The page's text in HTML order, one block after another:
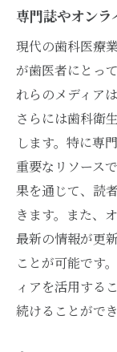
専門誌やオンラ
現代の歯科医療
が歯医者にとっ
れらのメディア
さらには歯科衛
します。特に専
重要なリソース
果を通じて、読
きます。また、
最新の情報が更
ことが可能です
ィアを活用する
続けることがで